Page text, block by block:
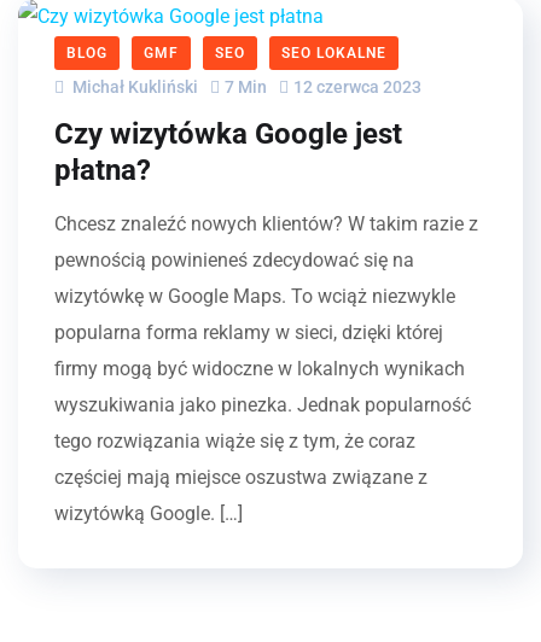
BLOG GMF SEO SEO LOKALNE
Michał Kukliński 7 Min 12 czerwca 2023
Czy wizytówka Google jest
płatna?
Chcesz znaleźć nowych klientów? W takim razie z
pewnością powinieneś zdecydować się na
wizytówkę w Google Maps. To wciąż niezwykle
popularna forma reklamy w sieci, dzięki której
firmy mogą być widoczne w lokalnych wynikach
wyszukiwania jako pinezka. Jednak popularność
tego rozwiązania wiąże się z tym, że coraz
częściej mają miejsce oszustwa związane z
wizytówką Google. […]